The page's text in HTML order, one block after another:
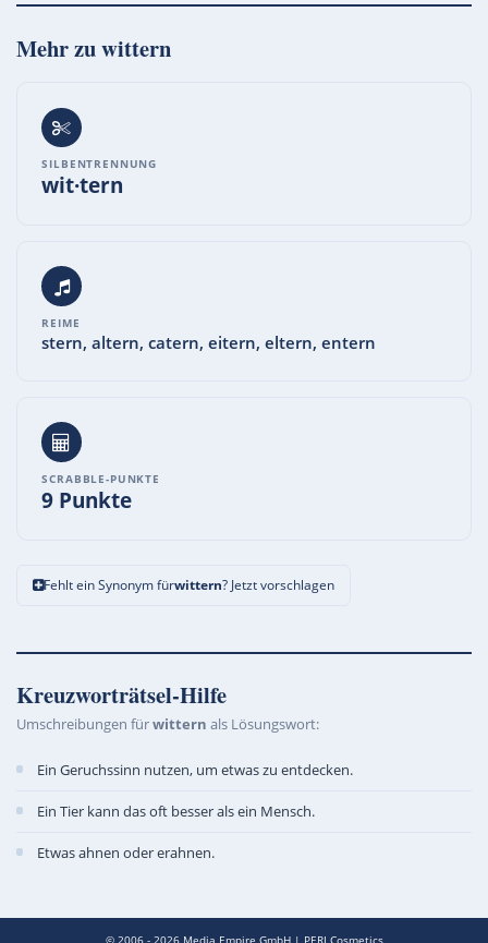
Mehr zuwittern
SILBENTRENNUNG
wit·tern
REIME
stern, altern, catern, eitern, eltern, entern
SCRABBLE-PUNKTE
9 Punkte
Fehlt ein Synonym fürwittern? Jetzt vorschlagen
Kreuzworträtsel-Hilfe
Umschreibungen fürwittern als Lösungswort:
Ein Geruchssinn nutzen, um etwas zu entdecken.
Ein Tier kann das oft besser als ein Mensch.
Etwas ahnen oder erahnen.
© 2006 - 2026 Media Empire GmbH| PERI Cosmetics